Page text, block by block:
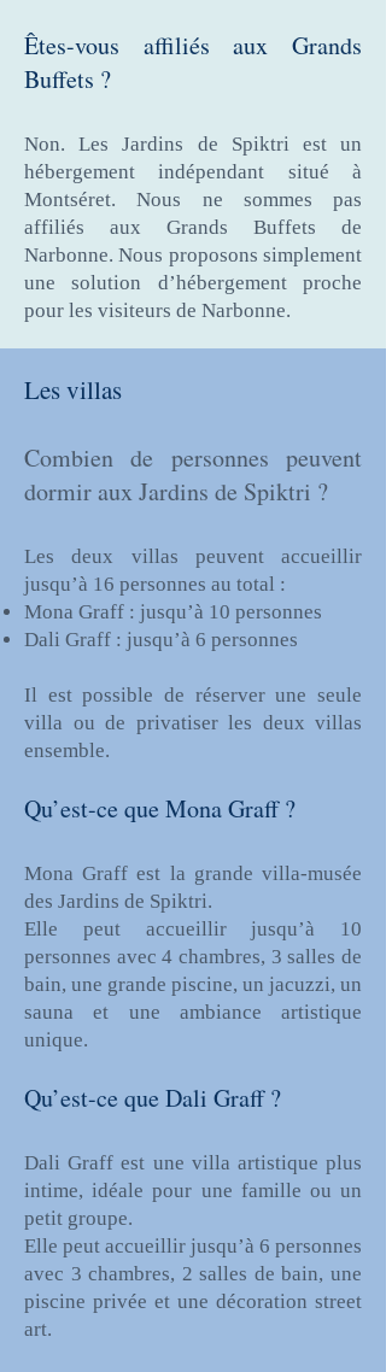
Êtes-vous affiliés aux Grands
Buffets ?
Non. Les Jardins de Spiktri est un
hébergement indépendant situé à
Montséret. Nous ne sommes pas
affiliés aux Grands Buffets de
Narbonne. Nous proposons simplement
une solution d’hébergement proche
pour les visiteurs de Narbonne.
Les villas
Combien de personnes peuvent
dormir aux Jardins de Spiktri ?
Les deux villas peuvent accueillir
jusqu’à 16 personnes au total :
Mona Graff : jusqu’à 10 personnes
Dali Graff : jusqu’à 6 personnes
Il est possible de réserver une seule
villa ou de privatiser les deux villas
ensemble.
Qu’est-ce que Mona Graff ?
Mona Graff est la grande villa-musée
des Jardins de Spiktri.
Elle peut accueillir jusqu’à 10
personnes avec 4 chambres, 3 salles de
bain, une grande piscine, un jacuzzi, un
sauna et une ambiance artistique
unique.
Qu’est-ce que Dali Graff ?
Dali Graff est une villa artistique plus
intime, idéale pour une famille ou un
petit groupe.
Elle peut accueillir jusqu’à 6 personnes
avec 3 chambres, 2 salles de bain, une
piscine privée et une décoration street
art.